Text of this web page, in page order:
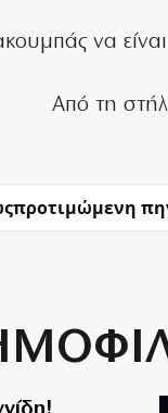
να
Από τη
προτιμώμενη